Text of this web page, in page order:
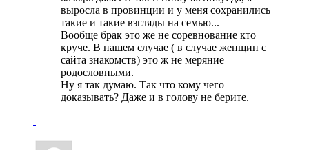
выросла в провинции и у меня сохранились
такие и такие взгляды на семью...
Вообще брак это же не соревнование кто
круче. В нашем случае ( в случае женщин с
сайта знакомств) это ж не меряние
родословными.
Ну я так думаю. Так что кому чего
доказывать? Даже и в голову не берите.